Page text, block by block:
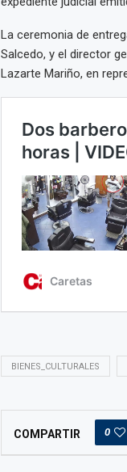
La ceremonia de
Salcedo, y el director
Lazarte Mariño, en
BIENES_CULTURALES
COMPARTIR 0